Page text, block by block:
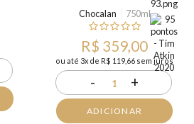
Chocalan
750ml
R$ 359,00
ou até 3x de R$ 119,66 sem juros
- 1 +
ADICIONAR